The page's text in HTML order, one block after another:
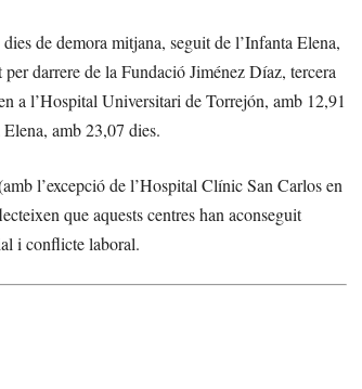
de demora mitjana, seguit de l’Infanta Elena,
darrere de la Fundació Jiménez Díaz, tercera
a l’Hospital Universitari de Torrejón, amb 12,91
amb 23,07 dies.
l’excepció de l’Hospital Clínic San Carlos en
que aquests centres han aconseguit
i conflicte laboral.